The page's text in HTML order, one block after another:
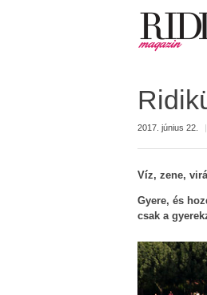
2017. június 22. |
Víz, zene,
Gyere, és
csak a